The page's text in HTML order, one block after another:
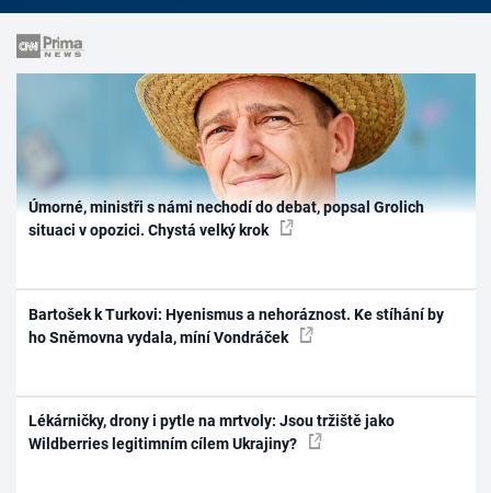
Úmorné, ministři s námi nechodí do debat, popsal Grolich
situaci v opozici. Chystá velký krok
Bartošek k Turkovi: Hyenismus a nehoráznost. Ke stíhání by
ho Sněmovna vydala, míní Vondráček
Lékárničky, drony i pytle na mrtvoly: Jsou tržiště jako
Wildberries legitimním cílem Ukrajiny?